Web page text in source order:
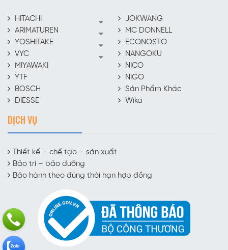
HITACHI
ARIMATUREN
YOSHITAKE
VYC
MIYAWAKI
YTF
BOSCH
DIESSE
JOKWANG
MC DONNELL
ECONOSTO
NANGOKU
NICO
NIGO
Sản Phẩm Khác
Wika
DỊCH VỤ
Thiết kế – chế tạo – sản xuất
Bảo trì – bảo dưỡng
Bảo hành theo đúng thời hạn hợp đồng